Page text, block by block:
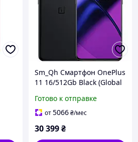
Sm_Qh Смартфон OnePlus
11 16/512Gb Black (Global
Готово к отправке
от5066₴/мес
30 399₴